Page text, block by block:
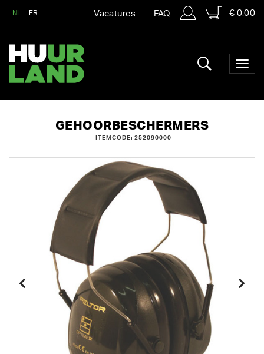
NL FR Vacatures FAQ € 0,00
GEHOORBESCHERMERS
ITEMCODE: 252090000